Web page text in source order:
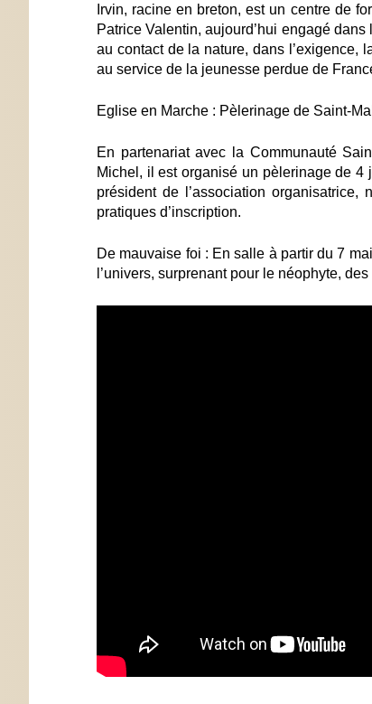
Irvin, racine en breton, est un centre de
Patrice Valentin, aujourd’hui engagé
au contact de la nature, dans l’exigence,
au service de la jeunesse perdue de
Eglise en Marche : Pèlerinage de Saint-
En partenariat avec la Communauté
Michel, il est organisé un pèlerinage de
président de l’association
pratiques d’inscription.
De mauvaise foi : En salle à partir du 7
l’univers, surprenant pour le néophyte,